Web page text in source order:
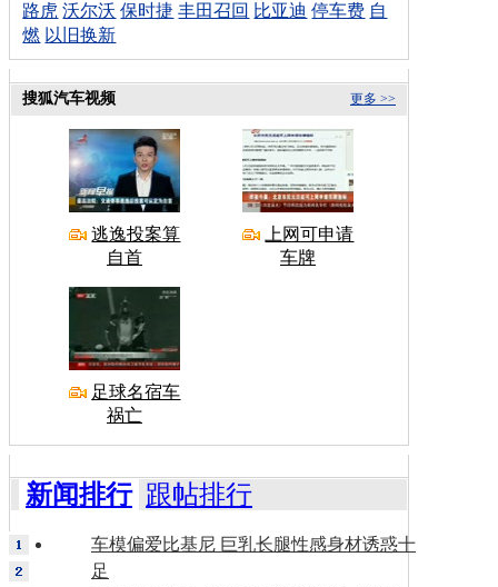
路虎 沃尔沃 保时捷 丰田召回 比亚迪 停车费 自
燃 以旧换新
更多 >>
搜狐汽车视频
逃逸投案算
自首
上网可申请
车牌
足球名宿车
祸亡
新闻排行 跟帖排行
车模偏爱比基尼 巨乳长腿性感身材诱惑十
足